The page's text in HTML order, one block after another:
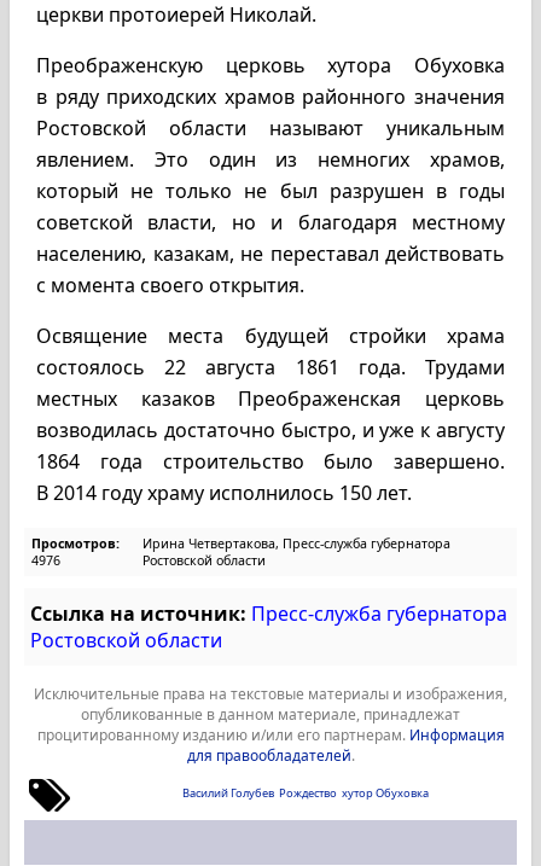
церкви протоиерей Николай.
Преображенскую церковь хутора Обуховка
в ряду приходских храмов районного значения
Ростовской области называют уникальным
явлением. Это один из немногих храмов,
который не только не был разрушен в годы
советской власти, но и благодаря местному
населению, казакам, не переставал действовать
с момента своего открытия.
Освящение места будущей стройки храма
состоялось 22 августа 1861 года. Трудами
местных казаков Преображенская церковь
возводилась достаточно быстро, и уже к августу
1864 года строительство было завершено.
В 2014 году храму исполнилось 150 лет.
Просмотров:
4976
Ирина Четвертакова, Пресс-служба губернатора
Ростовской области
Ссылка на источник: Пресс-служба губернатора
Ростовской области
Исключительные права на текстовые материалы и изображения,
опубликованные в данном материале, принадлежат
процитированному изданию и/или его партнерам. Информация
для правообладателей.
Василий Голубев Рождество хутор Обуховка